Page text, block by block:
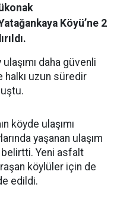
Köyü’ne 2
daha güvenli
uzun süredir
köyde ulaşımı
yaşanan ulaşım
belirtti. Yeni asfalt
köylüler için de
edildi.